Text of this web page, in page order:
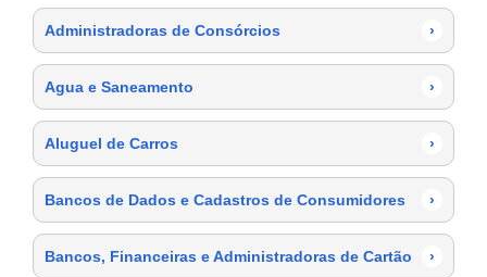
Administradoras de Consórcios ›
Agua e Saneamento ›
Aluguel de Carros ›
Bancos de Dados e Cadastros de Consumidores ›
Bancos, Financeiras e Administradoras de Cartão ›